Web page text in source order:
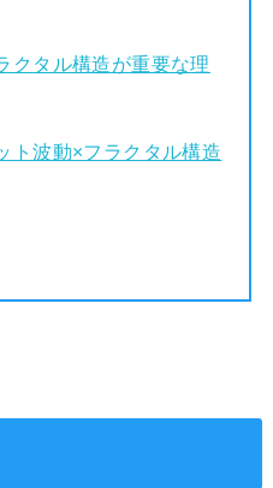
クタル構造が重要な理
ト波動×フラクタル構造